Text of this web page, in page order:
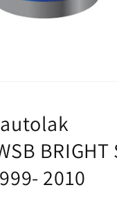
BRIGHT
2010